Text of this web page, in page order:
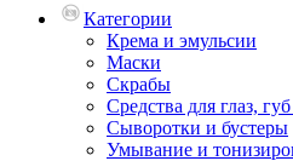
Категории
Крема и эмульсии
Маски
Скрабы
Средства для глаз,
Сыворотки и бустеры
Умывание и